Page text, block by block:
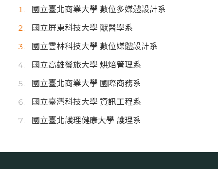
國立臺北商業大學 數位多媒體設計系
國立屏東科技大學 獸醫學系
國立雲林科技大學 數位媒體設計系
國立高雄餐旅大學 烘焙管理系
國立臺北商業大學 國際商務系
國立臺灣科技大學 資訊工程系
國立臺北護理健康大學 護理系